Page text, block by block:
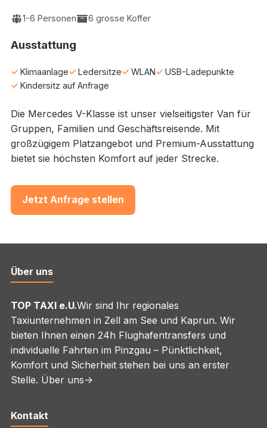
1-6 Personen 6 grosse Koffer
Ausstattung
Klimaanlage Ledersitze WLAN
USB-Ladepunkte
Kindersitz auf Anfrage
Die Mercedes V-Klasse ist unser vielseitigster Van für
Gruppen, Familien und Geschäftsreisende. Mit
großzügigem Platzangebot und Premium-Ausstattung
bietet sie höchsten Komfort auf jeder Strecke.
Jetzt Anfrage stellen
Über uns
TOP TAXI e.U.Wir sind Ihr regionales
Taxiunternehmen in Zell am See und Kaprun. Wir
bieten Ihnen einen 24h Flughafentransfers und
individuelle Fahrten im Pinzgau – Pünktlichkeit,
Komfort und Sicherheit stehen bei uns an erster
Stelle. Über uns->
Kontakt